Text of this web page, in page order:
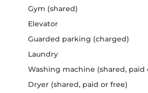
Gym (shared)
Elevator
Guarded parking (charged)
Laundry
Washing machine (shared, paid
Dryer (shared, paid or free)